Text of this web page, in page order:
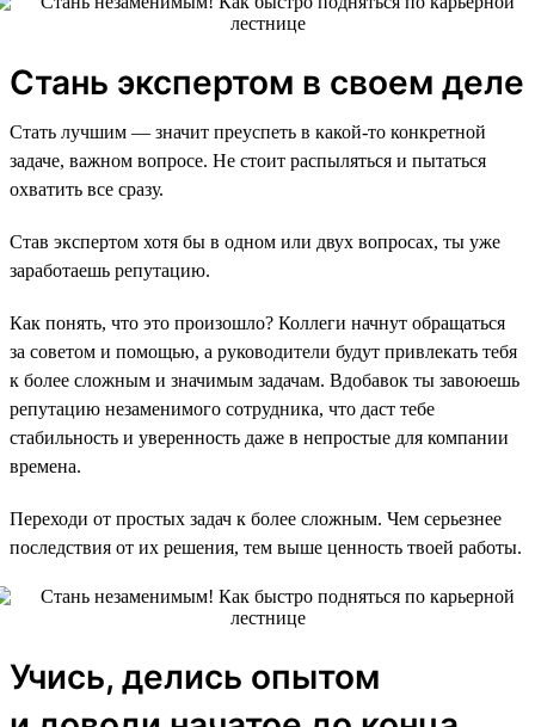
Стань экспертом в своем деле
Стать лучшим — значит преуспеть в какой-то конкретной
задаче, важном вопросе. Не стоит распыляться и пытаться
охватить все сразу.
Став экспертом хотя бы в одном или двух вопросах, ты уже
заработаешь репутацию.
Как понять, что это произошло? Коллеги начнут обращаться
за советом и помощью, а руководители будут привлекать тебя
к более сложным и значимым задачам. Вдобавок ты завоюешь
репутацию незаменимого сотрудника, что даст тебе
стабильность и уверенность даже в непростые для компании
времена.
Переходи от простых задач к более сложным. Чем серьезнее
последствия от их решения, тем выше ценность твоей работы.
Учись, делись опытом